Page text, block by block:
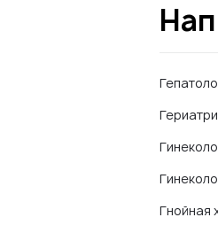
Гнойная